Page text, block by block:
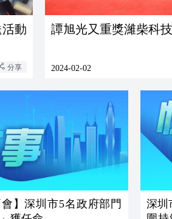
動
分享
譚旭光又重獎濰柴科
2024-02-02
】深圳市5名政府部門
深圳